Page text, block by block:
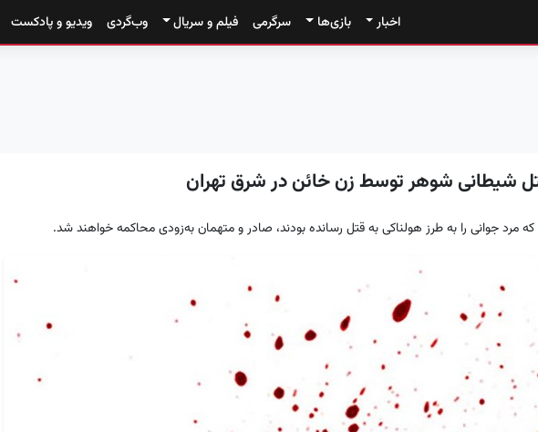
اخبار بازی‌ها سرگرمی فیلم و سریال وب‌گردی ویدیو و پادکست
شیطانی شوهر توسط زن خائن در شرق تهران
مرد جوانی را به طرز هولناکی به قتل رسانده بودند، صادر و متهمان به‌زودی محاکمه خواهند شد.